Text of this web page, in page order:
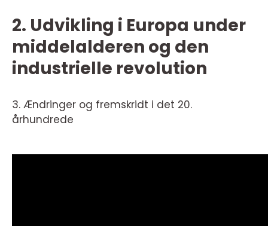
2. Udvikling i Europa under
middelalderen og den
industrielle revolution
3. Ændringer og fremskridt i det 20.
århundrede